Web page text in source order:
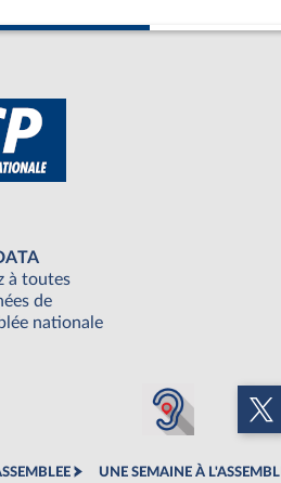
à toutes
de
nationale
UNE SEMAINE À